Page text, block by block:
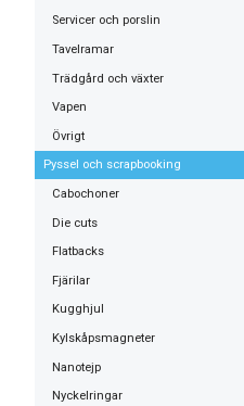
Servicer och porslin
Tavelramar
Trädgård och växter
Vapen
Övrigt
Pyssel och scrapbooking
Cabochoner
Die cuts
Flatbacks
Fjärilar
Kugghjul
Kylskåpsmagneter
Nanotejp
Nyckelringar